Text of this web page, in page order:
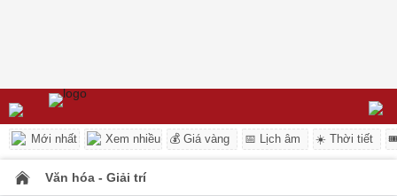
Mới nhất Xem nhiều 💰 Giá vàng 📅 Lịch âm ☀️ Thời tiết
Văn hóa - Giải trí